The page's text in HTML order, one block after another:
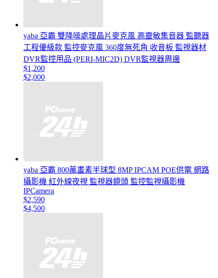
yaba 亞霸 雙降噪處理晶片麥克風 高靈敏集音器 監聽器
工程優級款 監控麥克風 360度無死角 收音板 監視器材
DVR監控用品 (PERI-MIC2D) DVR監視器周邊
$1,200
$2,000
yaba 亞霸 800萬畫素半球型 8MP IPCAM POE供電 網路
攝影機 紅外線夜視 監視器鏡頭 監控監視攝影機
IPCamera
$2,590
$4,500